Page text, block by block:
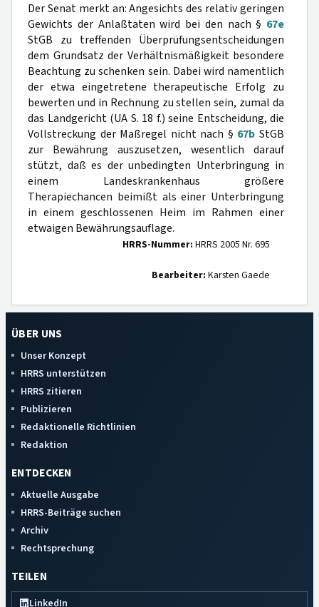
Der Senat merkt an: Angesichts des relativ geringen
Gewichts der Anlaßtaten wird bei den nach § 67e
StGB zu treffenden Überprüfungsentscheidungen
dem Grundsatz der Verhältnismäßigkeit besondere
Beachtung zu schenken sein. Dabei wird namentlich
der etwa eingetretene therapeutische Erfolg zu
bewerten und in Rechnung zu stellen sein, zumal da
das Landgericht (UA S. 18 f.) seine Entscheidung, die
Vollstreckung der Maßregel nicht nach § 67b StGB
zur Bewährung auszusetzen, wesentlich darauf
stützt, daß es der unbedingten Unterbringung in
einem Landeskrankenhaus größere
Therapiechancen beimißt als einer Unterbringung
in einem geschlossenen Heim im Rahmen einer
etwaigen Bewährungsauflage.
HRRS-Nummer: HRRS 2005 Nr. 695
Bearbeiter: Karsten Gaede
ÜBER UNS
Unser Konzept
HRRS unterstützen
HRRS zitieren
Publizieren
Redaktionelle Richtlinien
Redaktion
ENTDECKEN
Aktuelle Ausgabe
HRRS-Beiträge suchen
Archiv
Rechtsprechung
TEILEN
LinkedIn